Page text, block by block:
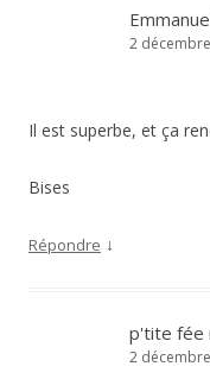
2
Il est superbe, et ça
Bises
Répondre ↓
p'tite fée
2